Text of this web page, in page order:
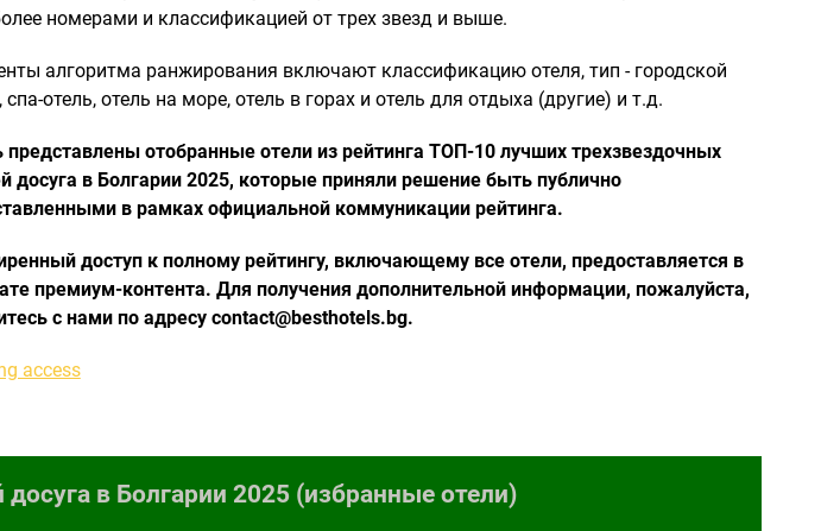
номерами и классификацией от трех звезд и выше.
алгоритма ранжирования включают классификацию отеля, тип - городской
спа-отель, отель на море, отель в горах и отель для отдыха (другие) и т.д.
представлены отобранные отели из рейтинга ТОП-10 лучших трехзвездочных
досуга в Болгарии 2025, которые приняли решение быть публично
в рамках официальной коммуникации рейтинга.
доступ к полному рейтингу, включающему все отели, предоставляется в
премиум-контента. Для получения дополнительной информации, пожалуйста,
с нами по адресу contact@besthotels.bg.
access
в Болгарии 2025 (избранные отели)